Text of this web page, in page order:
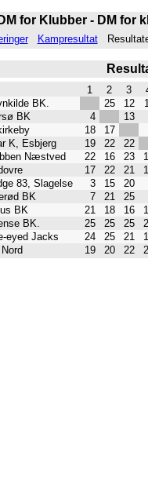
DM for Klubber - DM for
Kampresultat
1 2 3
BK. 25 12
BK 4
13
18
17
K, Esbjerg 19 22
22
Næstved 22 16 23
17 22 21
83, Slagelse 3 15
20
BK 7 21
25
BK 21 18 16
BK. 25 25 25
eyed Jacks 24 25 21
19 20 22